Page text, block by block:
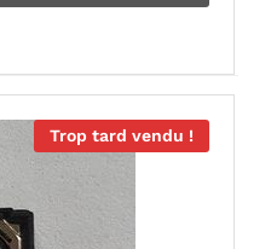
Trop tard vendu !